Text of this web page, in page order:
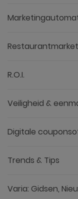
R.O.I.
Veiligheid &
Digitale
Trends & Tips
Varia: Gidsen,